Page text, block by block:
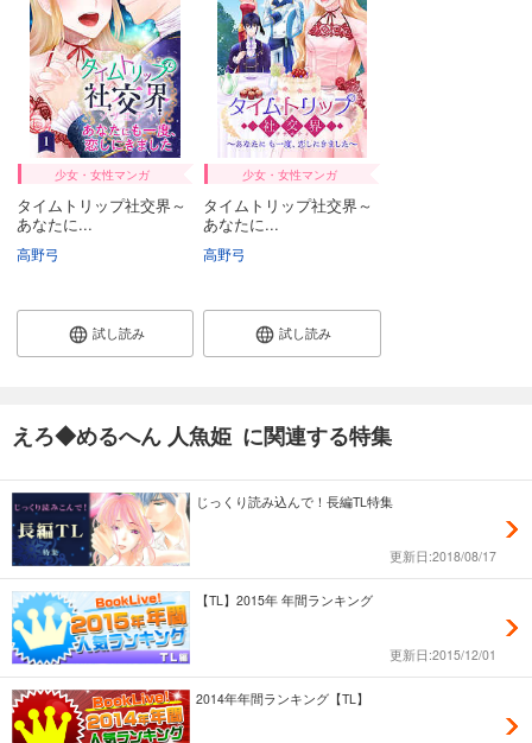
少女・女性マンガ
タイムトリップ社交界～
あなたに...
高野弓
試し読み
少女・女性マンガ
タイムトリップ社交界～
あなたに...
高野弓
試し読み
えろ◆めるへん 人魚姫 に関連する特集
じっくり読み込んで！長編TL特集
更新日:2018/08/17
【TL】2015年 年間ランキング
更新日:2015/12/01
2014年年間ランキング【TL】